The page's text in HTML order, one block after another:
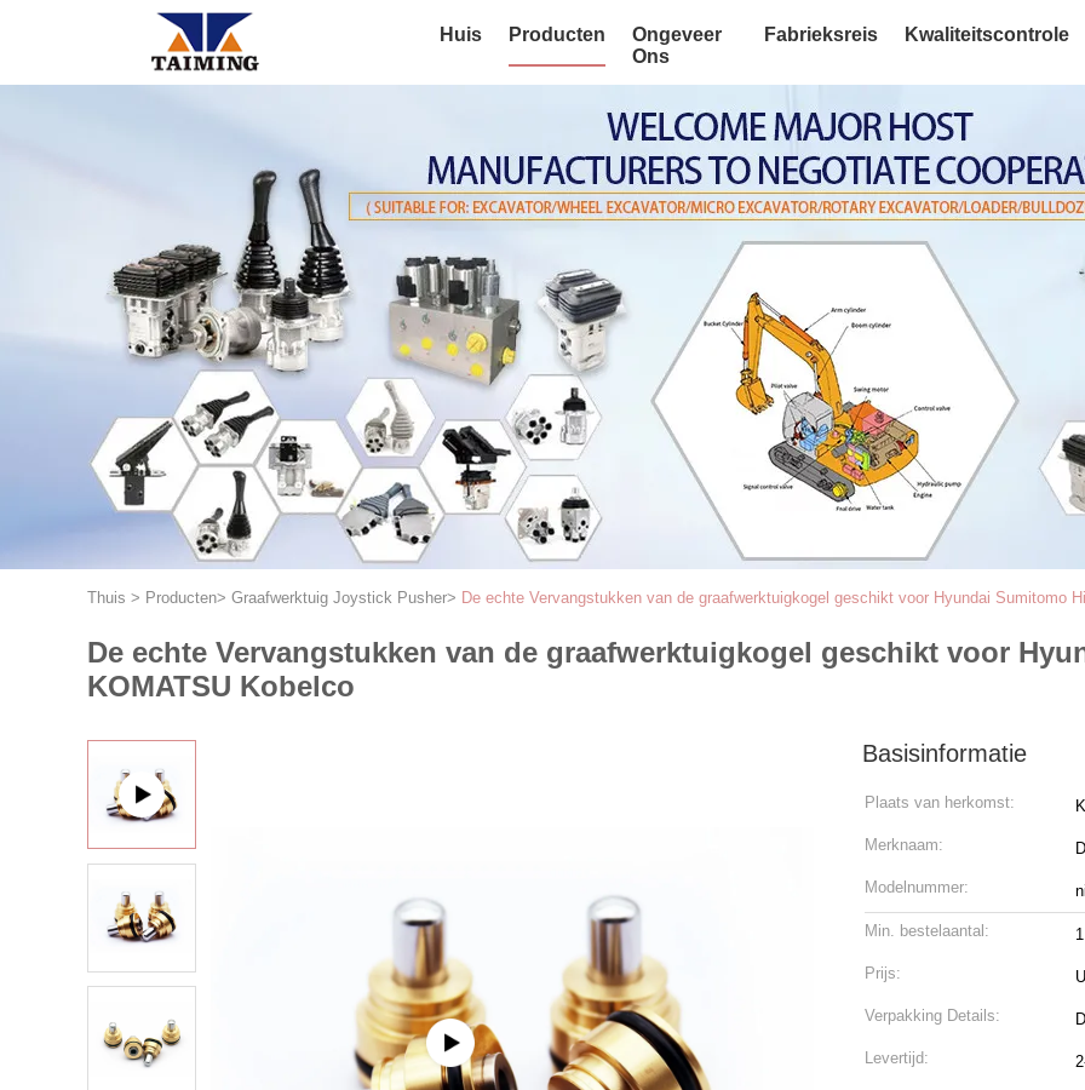
Huis Producten
Ongeveer
Ons
Fabrieksreis Kwaliteitscontrole
Thuis > Producten> Graafwerktuig Joystick Pusher> De echte Vervangstukken van de graafwerktuigkogel geschikt voor Hyundai Sumitomo
De echte Vervangstukken van de graafwerktuigkogel geschikt voor
KOMATSU Kobelco
Basisinformatie
Plaats van herkomst:
Merknaam:
Modelnummer:
Min. bestelaantal:
Prijs:
Verpakking Details:
Levertijd: